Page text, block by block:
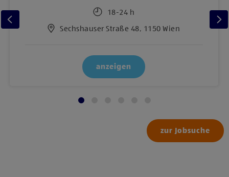
18-24 h
Sechshauser Straße 48, 1150 Wien
anzeigen
zur Jobsuche